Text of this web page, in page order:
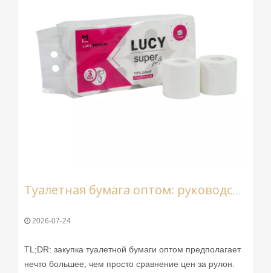
Туалетная бумага оптом: руководство по поиску оптовых покупателей
2026-07-24
TL;DR: закупка туалетной бумаги оптом предполагает
нечто большее, чем просто сравнение цен за рулон.